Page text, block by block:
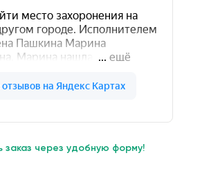
заказ через удобную форму!